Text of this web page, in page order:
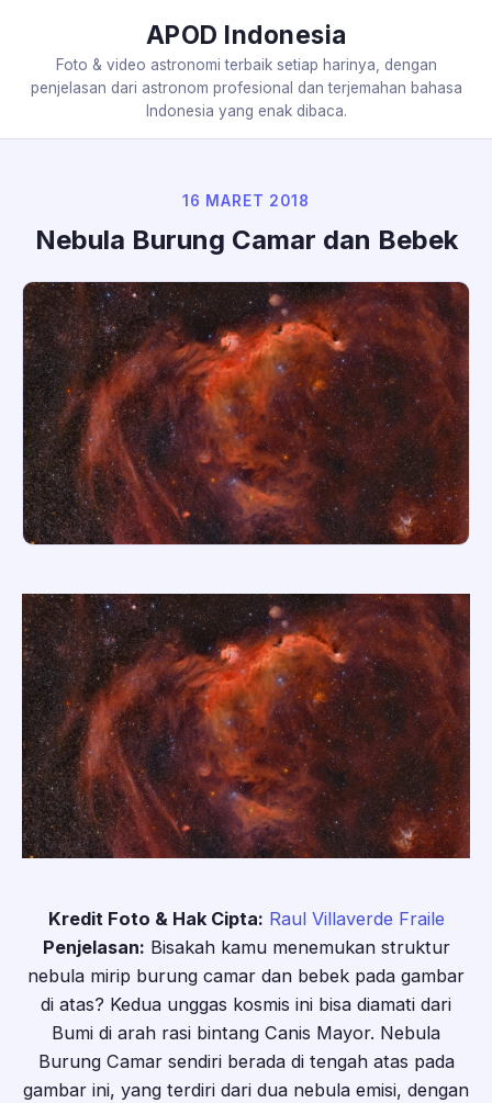
APOD Indonesia
Foto & video astronomi terbaik setiap harinya, dengan
penjelasan dari astronom profesional dan terjemahan bahasa
Indonesia yang enak dibaca.
16 MARET 2018
Nebula Burung Camar dan Bebek
Kredit Foto & Hak Cipta: Raul Villaverde Fraile
Penjelasan: Bisakah kamu menemukan struktur
nebula mirip burung camar dan bebek pada gambar
di atas? Kedua unggas kosmis ini bisa diamati dari
Bumi di arah rasi bintang Canis Mayor. Nebula
Burung Camar sendiri berada di tengah atas pada
gambar ini, yang terdiri dari dua nebula emisi, dengan